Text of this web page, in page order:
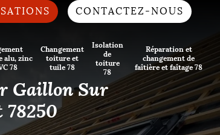
CONTACTEZ-NOUS
alu, zinc
78
Changement
toiture et
tuile 78
Isolation
de
toiture
78
Réparation et
changement de
faîtière et faîtage 78
Gaillon Sur